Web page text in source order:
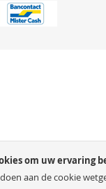
om uw ervaring
aan de cookie